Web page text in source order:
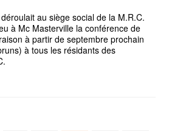
au siège social de la M.R.C.
à Mc Masterville la conférence de
à partir de septembre prochain
à tous les résidants des